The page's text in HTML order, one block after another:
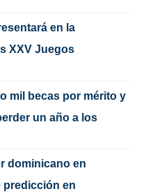
en la
XXV Juegos
mil becas por mérito y
un año a los
dominicano en
predicción en